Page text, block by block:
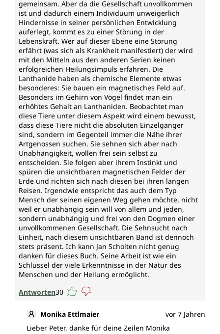
gemeinsam. Aber da die Gesellschaft unvollkommen
ist und dadurch einem Individuum unweigerlich
Hindernisse in seiner persönlichen Entwicklung
auferlegt, kommt es zu einer Störung in der
Lebenskraft. Wer auf dieser Ebene eine Störung
erfährt (was sich als Krankheit manifestiert) der wird
mit den Mitteln aus den anderen Serien keinen
erfolgreichen Heilungsimpuls erfahren. Die
Lanthanide haben als chemische Elemente etwas
besonderes: Sie bauen ein magnetisches Feld auf.
Besonders im Gehirn von Vögel findet man ein
erhöhtes Gehalt an Lanthaniden. Beobachtet man
diese Tiere unter diesem Aspekt wird einem bewusst,
dass diese Tiere nicht die absoluten Einzelgänger
sind, sondern im Gegenteil immer die Nähe ihrer
Artgenossen suchen. Sie sehnen sich aber nach
Unabhängigkeit, wollen frei sein selbst zu
entscheiden. Sie folgen aber ihrem Instinkt und
spüren die unsichtbaren magnetischen Felder der
Erde und richten sich nach diesen bei ihren langen
Reisen. Irgendwie entspricht das auch dem Typ
Mensch der seinen eigenen Weg gehen möchte, nicht
weil er unabhängig sein will von allem und jeden,
sondern unabhängig und frei von den Dogmen einer
unvollkommenen Gesellschaft. Die Sehnsucht nach
Einheit, nach diesem unsichtbaren Band ist dennoch
stets präsent. Ich kann Jan Scholten nicht genug
danken für dieses Buch. Seine Arbeit ist wie ein
Schlüssel der viele Erkenntnisse in der Natur des
Menschen und der Heilung ermöglicht.
Antworten30
Monika Ettlmaier
vor 7 Jahren
Lieber Peter, danke für deine Zeilen Monika